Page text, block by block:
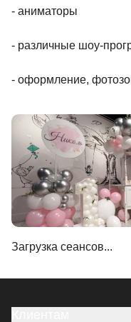
- аниматоры
- различные шоу-
- оформление,
Загрузка сеансов...